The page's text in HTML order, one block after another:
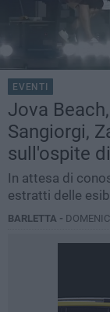
EVENTI
Jova
Sangiorgi,
sull'ospite
In attesa di
estratti delle
BARLETTA -